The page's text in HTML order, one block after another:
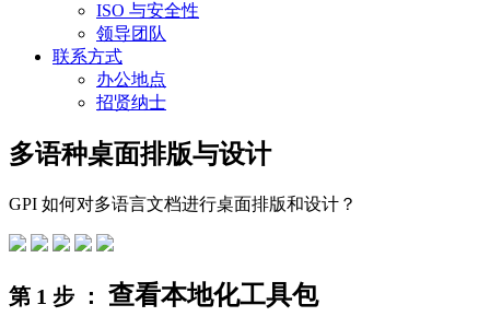
ISO 与安全性
领导团队
联系方式
办公地点
招贤纳士
多语种桌面排版与设计
GPI 如何对多语言文档进行桌面排版和设计？
第 1 步 ： 查看本地化工具包